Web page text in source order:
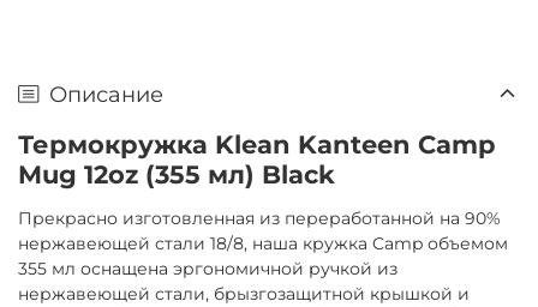
Описание
Термокружка Klean Kanteen Camp
Mug 12oz (355 мл) Black
Прекрасно изготовленная из переработанной на 90%
нержавеющей стали 18/8, наша кружка Camp объемом
355 мл оснащена эргономичной ручкой из
нержавеющей стали, брызгозащитной крышкой и